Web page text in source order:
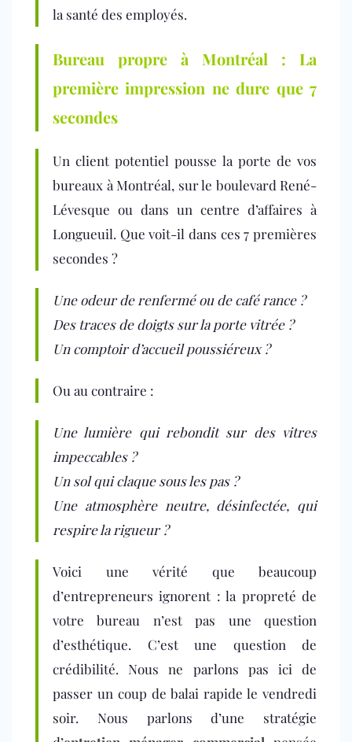
la santé des employés.
Bureau propre à Montréal : La
première impression ne dure que 7
secondes
Un client potentiel pousse la porte de vos
bureaux à Montréal, sur le boulevard René-
Lévesque ou dans un centre d’affaires à
Longueuil. Que voit-il dans ces 7 premières
secondes ?
Une odeur de renfermé ou de café rance ?
Des traces de doigts sur la porte vitrée ?
Un comptoir d’accueil poussiéreux ?
Ou au contraire :
Une lumière qui rebondit sur des vitres
impeccables ?
Un sol qui claque sous les pas ?
Une atmosphère neutre, désinfectée, qui
respire la rigueur ?
Voici une vérité que beaucoup
d’entrepreneurs ignorent : la propreté de
votre bureau n’est pas une question
d’esthétique. C’est une question de
crédibilité. Nous ne parlons pas ici de
passer un coup de balai rapide le vendredi
soir. Nous parlons d’une stratégie